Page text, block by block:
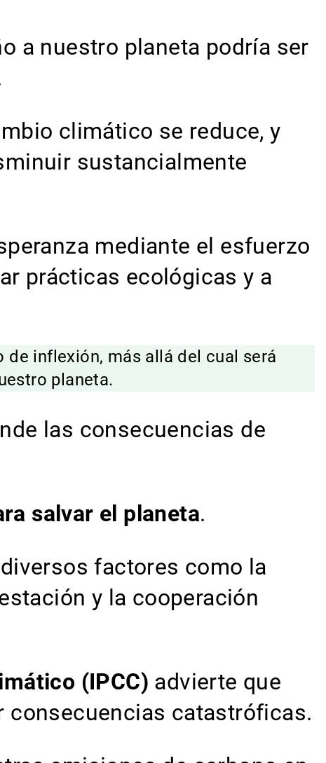
a nuestro planeta podría ser
climático se reduce, y
sustancialmente
mediante el esfuerzo
prácticas ecológicas y a
inflexión, más allá del cual será
planeta.
las consecuencias de
salvar el planeta.
factores como la
y la cooperación
(IPCC) advierte que
consecuencias catastróficas.